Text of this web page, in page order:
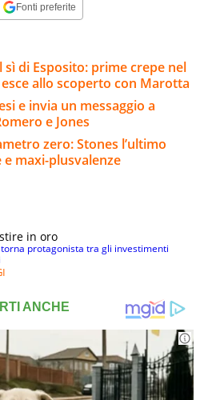
Fonti preferite
di Esposito: prime crepe nel
allo scoperto con Marotta
e invia un messaggio a
e Jones
zero: Stones l’ultimo
maxi-plusvalenze
in oro
torna protagonista tra gli investimenti